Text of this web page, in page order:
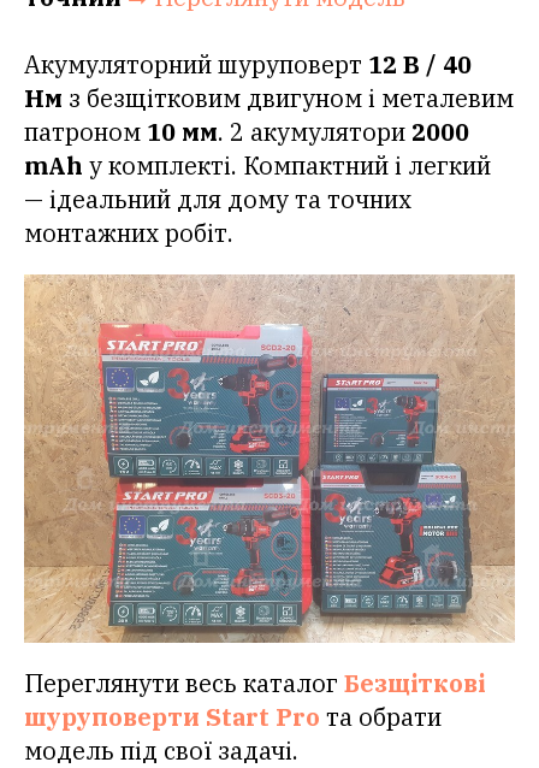
Акумуляторний шуруповерт 12 В / 40
Нм з безщітковим двигуном і металевим
патроном 10 мм. 2 акумулятори 2000
mAh у комплекті. Компактний і легкий
— ідеальний для дому та точних
монтажних робіт.
Переглянути весь каталог Безщіткові
шуруповерти Start Pro та обрати
модель під свої задачі.